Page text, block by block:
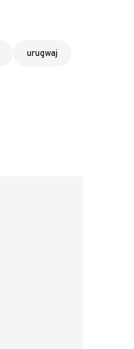
urugwaj